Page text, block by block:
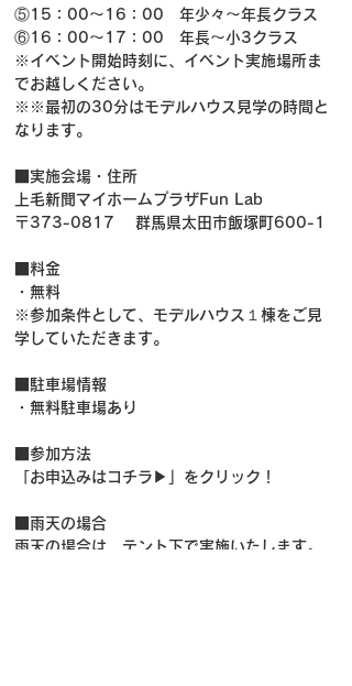
⑤15：00～16：00　年少々～年長クラス
⑥16：00～17：00　年長～小3クラス
※イベント開始時刻に、イベント実施場所ま
でお越しください。
※※最初の30分はモデルハウス見学の時間と
なります。
■実施会場・住所
上毛新聞マイホームプラザFun Lab
〒373-0817 　群馬県太田市飯塚町600-1
■料金
・無料
※参加条件として、モデルハウス１棟をご見
学していただきます。
■駐車場情報
・無料駐車場あり
■参加方法
「お申込みはコチラ▶」をクリック！
■雨天の場合
雨天の場合は、テント下で実施いたします。